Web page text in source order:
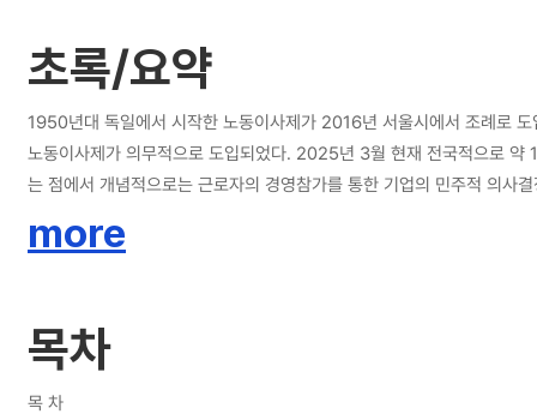
be reflected in a company's top decisions holds significant
has both positive and negative aspects. Even in Germany, the
opposition from employer organizations like the Korea
system are unconstitutional, as they restrict fundamental
perspective, but it also aims to be a practically applicable
attention to these issues for other researchers. Although the
local public institutions due to the researcher's shortcomings,
it is hoped that other researchers' interest in the labor
system itself but also to the advancement of labor-
초록/요약
1950년대 독일에서 시작한 노동이사제가 2016년 서울시에서 조례로
노동이사제가 의무적으로 도입되었다. 2025년 3월 현재 전국적으로 약 180명의 노동이사가 임명되어 각 기관의 이사회
는 점에서 개념적으로는 근로자의 경영참가를 통한 기업의 민주적 의사
에 미치는 영향은 별도의 설명이 필요 없을 정도로 막대하다. 이러한 기
다. 이번 연구에서는 여러 쟁점에 대하여 법적인 측면에서 주로 접근하
점을 적극 활용하여, 노동이사 운영 현실에서 발생하는 사실적인 쟁점
다. 또한 최대한 객관적인 시각으로 법 해석과 사용자 측의 논리도 최대
more
목차
목 차